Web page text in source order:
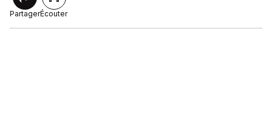
PartagerÉcouter